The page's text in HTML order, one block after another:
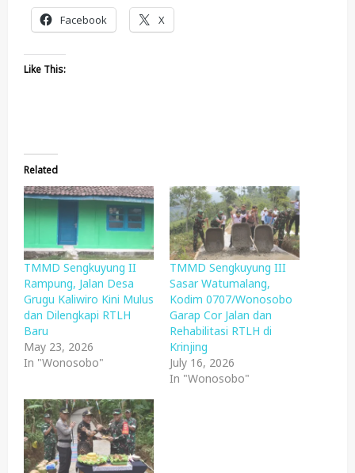
Facebook X
Like This:
Related
TMMD Sengkuyung II
Rampung, Jalan Desa
Grugu Kaliwiro Kini Mulus
dan Dilengkapi RTLH
Baru
May 23, 2026
In "Wonosobo"
TMMD Sengkuyung III
Sasar Watumalang,
Kodim 0707/Wonosobo
Garap Cor Jalan dan
Rehabilitasi RTLH di
Krinjing
July 16, 2026
In "Wonosobo"